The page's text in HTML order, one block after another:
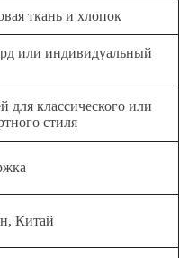
ткань и хлопок
или индивидуальный
для классического или
стиля
Китай